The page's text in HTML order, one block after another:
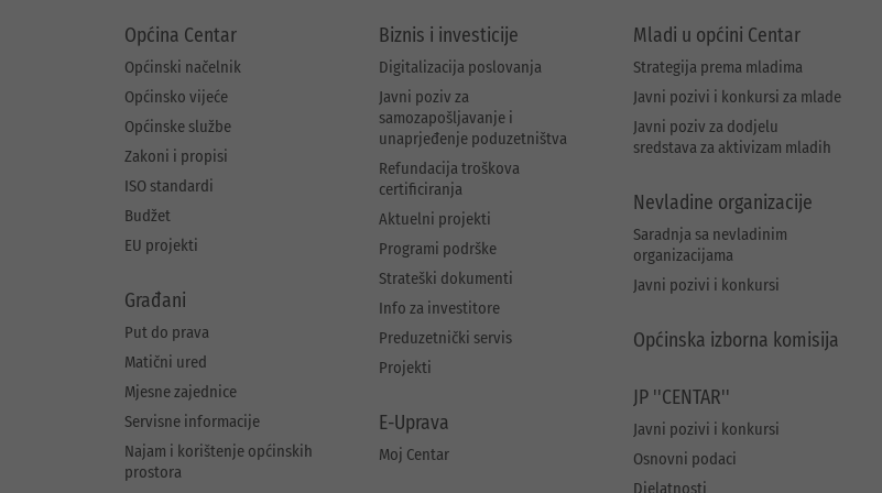
Općina Centar
Općinski načelnik
Općinsko vijeće
Općinske službe
Zakoni i propisi
ISO standardi
Budžet
EU projekti
Građani
Put do prava
Matični ured
Mjesne zajednice
Servisne informacije
Najam i korištenje općinskih
prostora
Biznis i investicije
Digitalizacija poslovanja
Javni poziv za
samozapošljavanje i
unaprjeđenje poduzetništva
Refundacija troškova
certificiranja
Aktuelni projekti
Programi podrške
Strateški dokumenti
Info za investitore
Preduzetnički servis
Projekti
E-Uprava
Moj Centar
Mladi u općini Centar
Strategija prema mladima
Javni pozivi i konkursi za mlade
Javni poziv za dodjelu
sredstava za aktivizam mladih
Nevladine organizacije
Saradnja sa nevladinim
organizacijama
Javni pozivi i konkursi
Općinska izborna komisija
JP ''CENTAR''
Javni pozivi i konkursi
Osnovni podaci
Djelatnosti